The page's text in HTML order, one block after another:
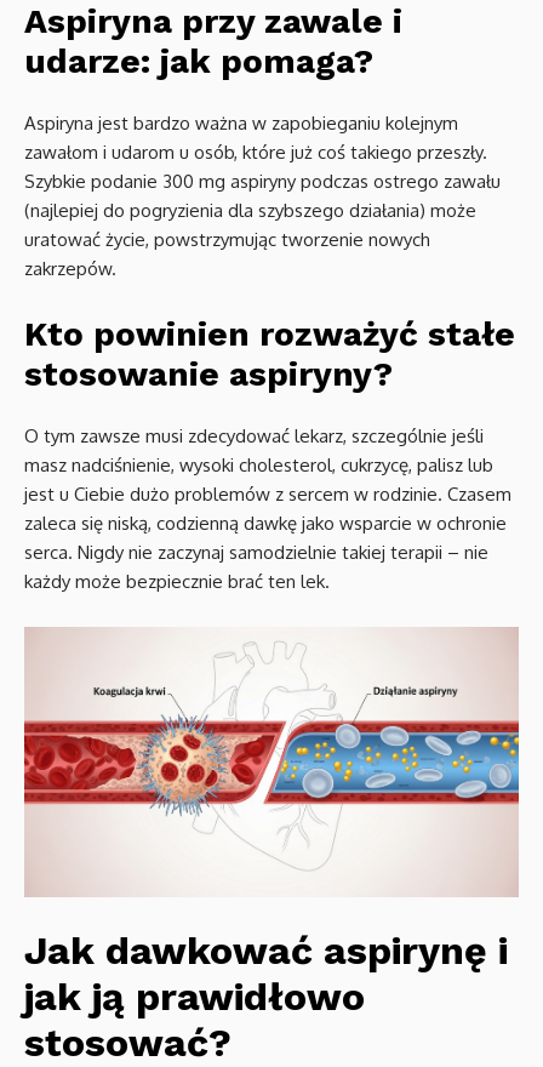
Aspiryna przy zawale i
udarze: jak pomaga?
Aspiryna jest bardzo ważna w zapobieganiu kolejnym
zawałom i udarom u osób, które już coś takiego przeszły.
Szybkie podanie 300 mg aspiryny podczas ostrego zawału
(najlepiej do pogryzienia dla szybszego działania) może
uratować życie, powstrzymując tworzenie nowych
zakrzepów.
Kto powinien rozważyć stałe
stosowanie aspiryny?
O tym zawsze musi zdecydować lekarz, szczególnie jeśli
masz nadciśnienie, wysoki cholesterol, cukrzycę, palisz lub
jest u Ciebie dużo problemów z sercem w rodzinie. Czasem
zaleca się niską, codzienną dawkę jako wsparcie w ochronie
serca. Nigdy nie zaczynaj samodzielnie takiej terapii – nie
każdy może bezpiecznie brać ten lek.
Jak dawkować aspirynę i
jak ją prawidłowo
stosować?